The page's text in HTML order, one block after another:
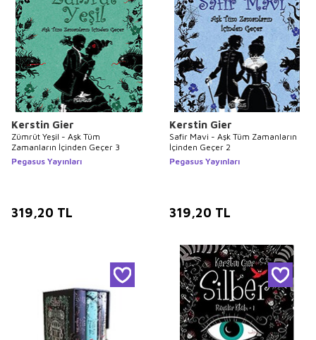
Kerstin Gier
Zümrüt Yeşil - Aşk Tüm
Zamanların İçinden Geçer 3
Pegasus Yayınları
319,20 TL
Kerstin Gier
Safir Mavi - Aşk Tüm Zamanların
İçinden Geçer 2
Pegasus Yayınları
319,20 TL